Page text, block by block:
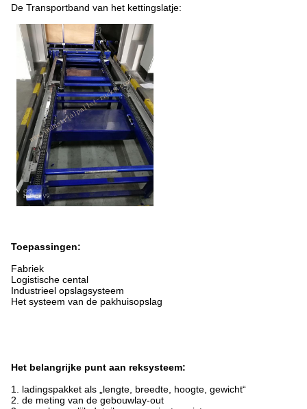
De Transportband van het kettingslatje:
Toepassingen:
Fabriek
Logistische cental
Industrieel opslagsysteem
Het systeem van de pakhuisopslag
Het belangrijke punt aan reksysteem:
1. ladingspakket als „lengte, breedte, hoogte, gewicht“
2. de meting van de gebouwlay-out